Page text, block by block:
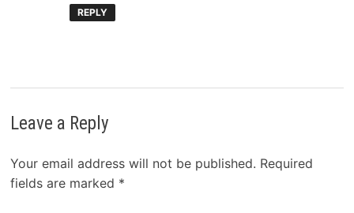
REPLY
Leave a Reply
Your email address will not be published. Required
fields are marked *